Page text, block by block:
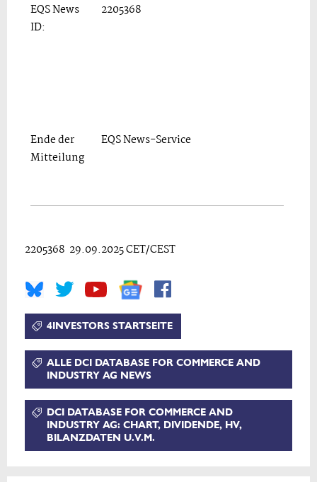
EQS News
ID:
2205368
Ende der
Mitteilung
EQS News-Service
2205368 29.09.2025 CET/CEST
4INVESTORS STARTSEITE
ALLE DCI DATABASE FOR COMMERCE AND
INDUSTRY AG NEWS
DCI DATABASE FOR COMMERCE AND
INDUSTRY AG: CHART, DIVIDENDE, HV,
BILANZDATEN U.V.M.